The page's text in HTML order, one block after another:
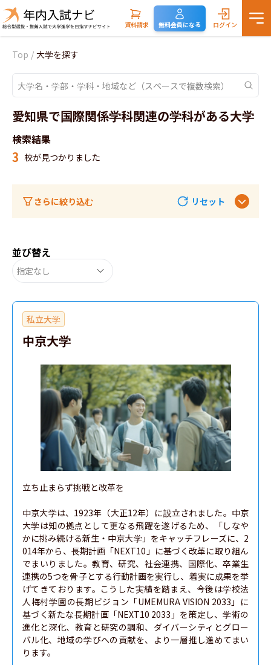
資料請求 無料会員になる ログイン
Top / 大学を探す
愛知県で国際関係学科関連の学科がある大学
検索結果
3 校が見つかりました
さらに絞り込む リセット
並び替え
指定なし
私立大学
中京大学
立ち止まらず挑戦と改革を
中京大学は、1923年（大正12年）に設立されました。中京
大学は知の拠点として更なる飛躍を遂げるため、「しなや
かに挑み続ける新生・中京大学」をキャッチフレーズに、2
014年から、長期計画「NEXT10」に基づく改革に取り組ん
でまいりました。教育、研究、社会連携、国際化、卒業生
連携の5つを骨子とする行動計画を実行し、着実に成果を挙
げてきております。こうした実績を踏まえ、今後は学校法
人梅村学園の長期ビジョン「UMEMURA VISION 2033」に
基づく新たな長期計画「NEXT10 2033」を策定し、学術の
進化と深化、教育と研究の調和、ダイバーシティとグロー
バル化、地域の学びへの貢献を、より一層推し進めてまい
ります。